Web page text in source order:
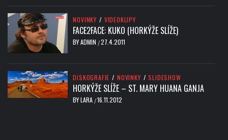
NOVINKY / VIDEOKLIPY
FACE2FACE: KUKO (HORKÝŽE SLÍŽE)
BYADMIN /27.4.2011
DISKOGRAFIE / NOVINKY / SLIDESHOW
HORKÝŽE SLÍŽE – ST. MARY HUANA GANJA
BYLARA /16.11.2012